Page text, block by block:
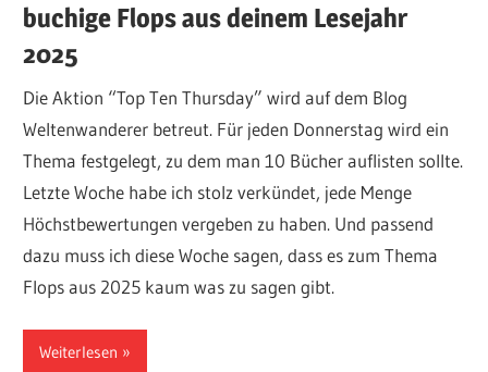
buchige Flops aus deinem Lesejahr
2025
Die Aktion “Top Ten Thursday” wird auf dem Blog
Weltenwanderer betreut. Für jeden Donnerstag wird ein
Thema festgelegt, zu dem man 10 Bücher auflisten sollte.
Letzte Woche habe ich stolz verkündet, jede Menge
Höchstbewertungen vergeben zu haben. Und passend
dazu muss ich diese Woche sagen, dass es zum Thema
Flops aus 2025 kaum was zu sagen gibt.
Weiterlesen